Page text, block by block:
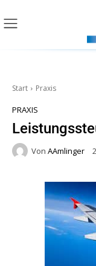
Start Praxis
PRAXIS
Von AAmlinger